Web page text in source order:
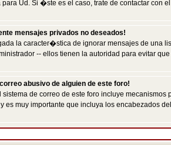
Ud. Si �ste es el caso, trate de contactar con
mensajes privados no deseados!
la caracter�stica de ignorar mensajes de una
-- ellos tienen la autoridad para evitar
abusivo de alguien de este foro!
sistema de correo de este foro incluye
es muy importante que incluya los encabezados